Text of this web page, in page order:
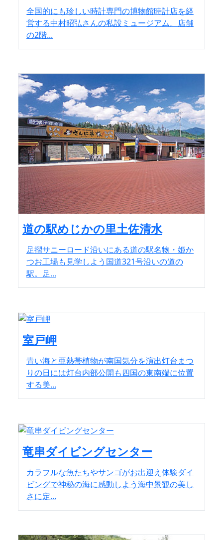
全国的にも珍しい時計専門の博物館時計店を経
営する中村昭弘さんの私設ミュージアム。店舗
の2階...
道の駅めじかの里土佐清水
足摺サニーロード沿いにある道の駅名物・姫か
つお工場も見学しよう国道321号沿いの道の
駅。足...
室戸岬
青い海と亜熱帯植物が南国気分を演出灯台まつ
りの日には灯台内部公開も四国の東南端に位置
する美...
竜串ダイビングセンター
カラフルな魚たちやサンゴがお出迎え体験ダイ
ビングで神秘の海に感動しよう海中景観の美し
さに定...